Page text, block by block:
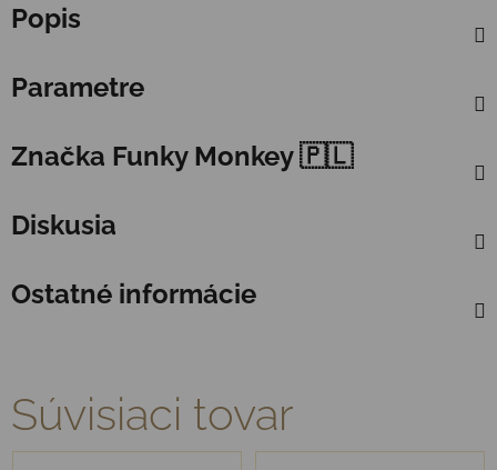
Popis
Parametre
Značka Funky Monkey 🇵🇱
Diskusia
Ostatné informácie
Súvisiaci tovar